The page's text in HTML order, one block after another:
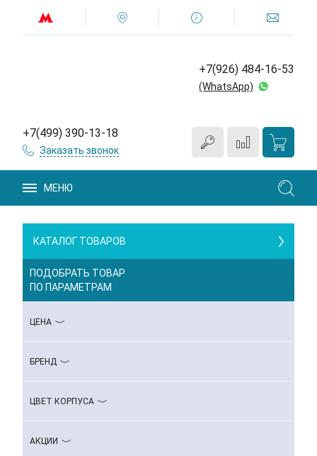
+7(926) 484-16-53
(WhatsApp)
+7(499) 390-13-18
Заказать звонок
МЕНЮ
КАТАЛОГ ТОВАРОВ
ПОДОБРАТЬ ТОВАР
ПО ПАРАМЕТРАМ
ЦЕНА
БРЕНД
ЦВЕТ КОРПУСА
АКЦИИ